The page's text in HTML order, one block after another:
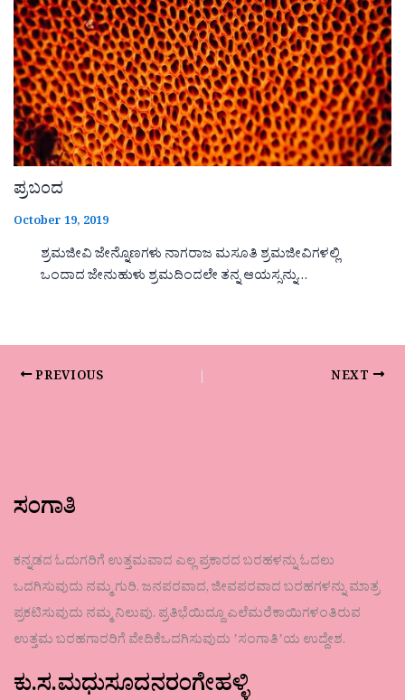
ಪ್ರಬಂದ
October 19, 2019
ಶ್ರಮಜೀವಿ ಜೇನ್ನೊಣಗಳು ನಾಗರಾಜ ಮಸೂತಿ ಶ್ರಮಜೀವಿಗಳಲ್ಲಿ
ಒಂದಾದ ಜೇನುಹುಳು ಶ್ರಮದಿಂದಲೇ ತನ್ನ ಆಯಸ್ಸನ್ನು…
PREVIOUS NEXT
ಸಂಗಾತಿ
ಕನ್ನಡದ ಓದುಗರಿಗೆ ಉತ್ತಮವಾದ ಎಲ್ಲ ಪ್ರಕಾರದ ಬರಹಳನ್ನು ಓದಲು
ಒದಗಿಸುವುದು ನಮ್ಮ ಗುರಿ. ಜನಪರವಾದ, ಜೀವಪರವಾದ ಬರಹಗಳನ್ನು ಮಾತ್ರ
ಪ್ರಕಟಿಸುವುದು ನಮ್ಮ ನಿಲುವು. ಪ್ರತಿಭೆಯಿದ್ದೂ ಎಲೆಮರೆಕಾಯಿಗಳಂತಿರುವ
ಉತ್ತಮ ಬರಹಗಾರರಿಗೆ ವೇದಿಕೆಒದಗಿಸುವುದು ʼಸಂಗಾತಿʼಯ ಉದ್ದೇಶ.
ಕು.ಸ.ಮಧುಸೂದನರಂಗೇಹಳ್ಳಿ